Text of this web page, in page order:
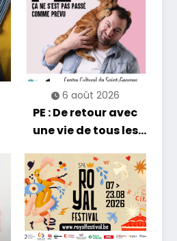
6 août 2026
PE : De retour avec
une vie de tous les